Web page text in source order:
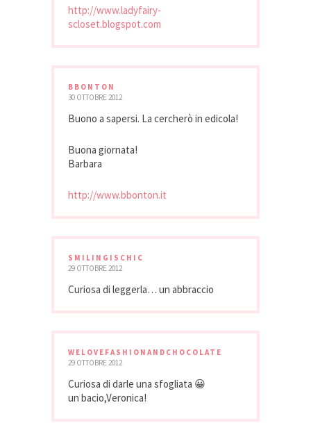
http://www.ladyfairy-
scloset.blogspot.com
BBONTON
30 OTTOBRE 2012
Buono a sapersi. La cercherò in edicola!
Buona giornata!
Barbara
http://www.bbonton.it
SMILINGISCHIC
29 OTTOBRE 2012
Curiosa di leggerla… un abbraccio
WELOVEFASHIONANDCHOCOLATE
29 OTTOBRE 2012
Curiosa di darle una sfogliata 😀
un bacio,Veronica!